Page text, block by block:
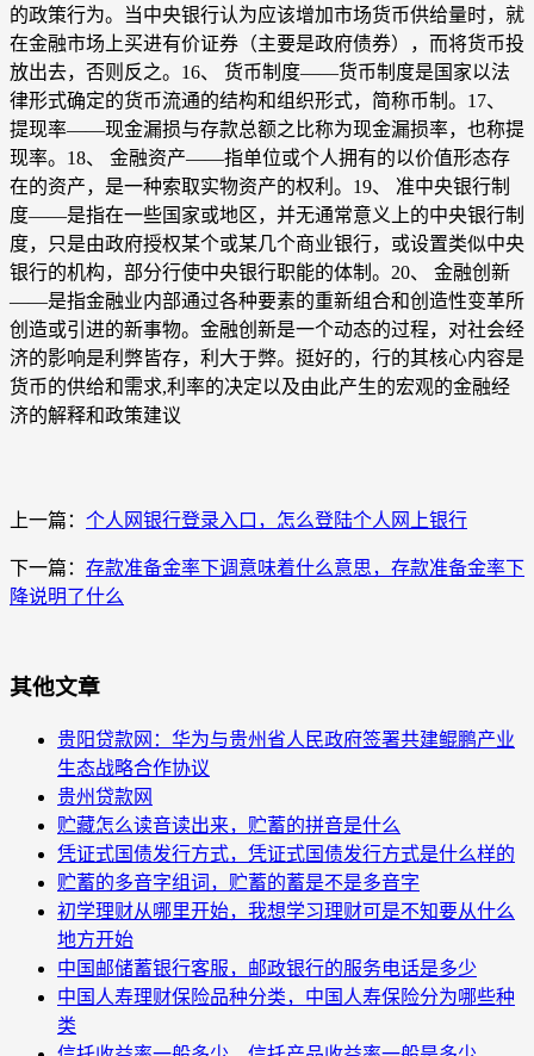
的政策行为。当中央银行认为应该增加市场货币供给量时，就
在金融市场上买进有价证券（主要是政府债券），而将货币投
放出去，否则反之。16、 货币制度——货币制度是国家以法
律形式确定的货币流通的结构和组织形式，简称币制。17、
提现率——现金漏损与存款总额之比称为现金漏损率，也称提
现率。18、 金融资产——指单位或个人拥有的以价值形态存
在的资产，是一种索取实物资产的权利。19、 准中央银行制
度——是指在一些国家或地区，并无通常意义上的中央银行制
度，只是由政府授权某个或某几个商业银行，或设置类似中央
银行的机构，部分行使中央银行职能的体制。20、 金融创新
——是指金融业内部通过各种要素的重新组合和创造性变革所
创造或引进的新事物。金融创新是一个动态的过程，对社会经
济的影响是利弊皆存，利大于弊。挺好的，行的其核心内容是
货币的供给和需求,利率的决定以及由此产生的宏观的金融经
济的解释和政策建议
上一篇： 个人网银行登录入口，怎么登陆个人网上银行
下一篇： 存款准备金率下调意味着什么意思，存款准备金率下
降说明了什么
其他文章
贵阳贷款网：华为与贵州省人民政府签署共建鲲鹏产业
生态战略合作协议
贵州贷款网
贮藏怎么读音读出来，贮蓄的拼音是什么
凭证式国债发行方式，凭证式国债发行方式是什么样的
贮蓄的多音字组词，贮蓄的蓄是不是多音字
初学理财从哪里开始，我想学习理财可是不知要从什么
地方开始
中国邮储蓄银行客服，邮政银行的服务电话是多少
中国人寿理财保险品种分类，中国人寿保险分为哪些种
类